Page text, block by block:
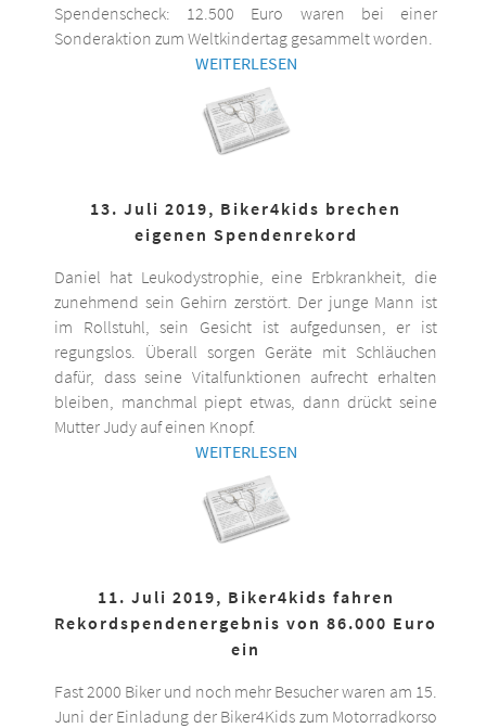
Spendenscheck: 12.500 Euro waren bei einer
Sonderaktion zum Weltkindertag gesammelt worden.
WEITERLESEN
13. Juli 2019, Biker4kids brechen
eigenen Spendenrekord
Daniel hat Leukodystrophie, eine Erbkrankheit, die
zunehmend sein Gehirn zerstört. Der junge Mann ist
im Rollstuhl, sein Gesicht ist aufgedunsen, er ist
regungslos. Überall sorgen Geräte mit Schläuchen
dafür, dass seine Vitalfunktionen aufrecht erhalten
bleiben, manchmal piept etwas, dann drückt seine
Mutter Judy auf einen Knopf.
WEITERLESEN
11. Juli 2019, Biker4kids fahren
Rekordspendenergebnis von 86.000 Euro
ein
Fast 2000 Biker und noch mehr Besucher waren am 15.
Juni der Einladung der Biker4Kids zum Motorradkorso